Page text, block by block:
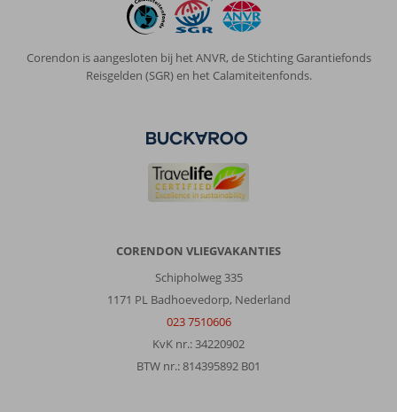
Corendon is aangesloten bij het ANVR, de Stichting Garantiefonds
Reisgelden (SGR) en het Calamiteitenfonds.
CORENDON VLIEGVAKANTIES
Schipholweg 335
1171 PL Badhoevedorp, Nederland
023 7510606
KvK nr.: 34220902
BTW nr.: 814395892 B01